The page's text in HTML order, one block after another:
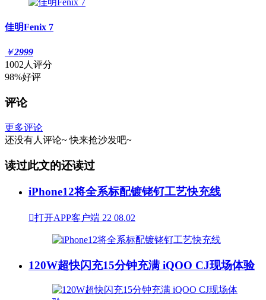
佳明Fenix 7
￥2999
1002人评分
98%好评
评论
更多评论
还没有人评论~ 快来抢沙发吧~
读过此文的还读过
iPhone12将全系标配镀铑钌工艺快充线
打开APP客户端 22 08.02
120W超快闪充15分钟充满 iQOO CJ现场体验